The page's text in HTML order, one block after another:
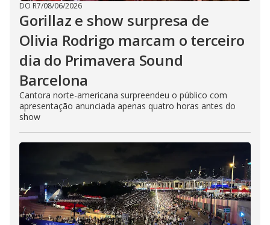
DO R7/08/06/2026
Gorillaz e show surpresa de
Olivia Rodrigo marcam o terceiro
dia do Primavera Sound
Barcelona
Cantora norte-americana surpreendeu o público com
apresentação anunciada apenas quatro horas antes do
show